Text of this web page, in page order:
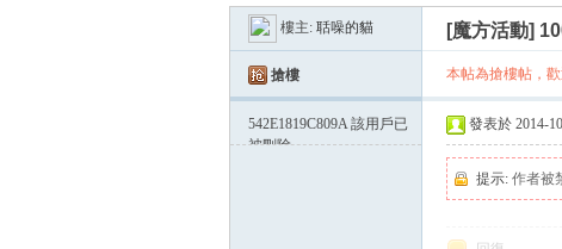
» ›
樓主: 聒噪的貓 [魔方活動]
搶樓 本帖為搶樓帖，
542E1819C809A該用戶已
被刪除
發表於 2014-
提示: 作者被